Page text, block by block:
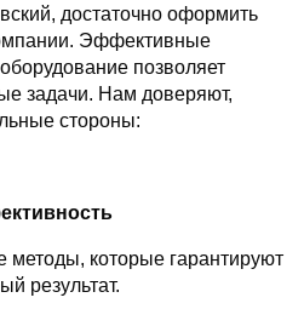
достаточно оформить
Эффективные
позволяет
задачи. Нам доверяют,
стороны:
которые гарантируют
результат.